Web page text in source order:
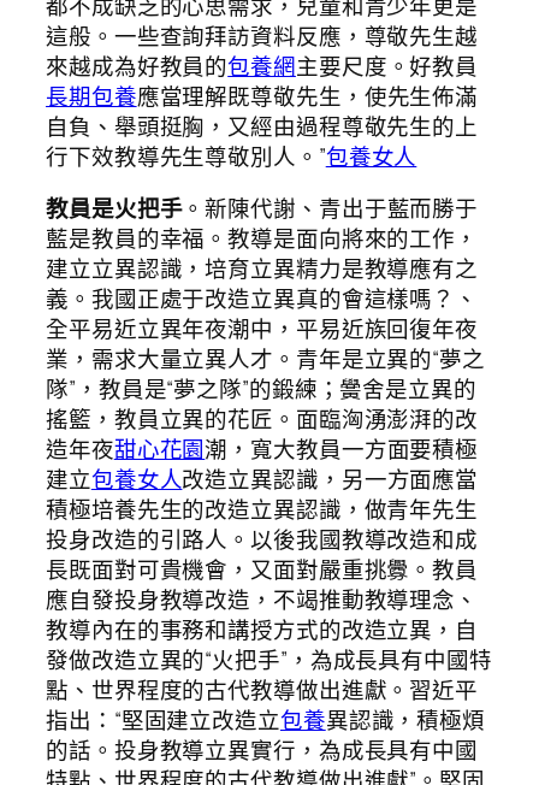
這般。一些查詢拜訪資料反應，尊敬先生越
來越成為好教員的包養網主要尺度。好教員
長期包養應當理解既尊敬先生，使先生佈滿
自負、舉頭挺胸，又經由過程尊敬先生的上
行下效教導先生尊敬別人。”包養女人
教員是火把手。新陳代謝、青出于藍而勝于
藍是教員的幸福。教導是面向將來的工作，
建立立異認識，培育立異精力是教導應有之
義。我國正處于改造立異真的會這樣嗎？、
全平易近立異年夜潮中，平易近族回復年夜
業，需求大量立異人才。青年是立異的“夢之
隊”，教員是“夢之隊”的鍛練；黌舍是立異的
搖籃，教員立異的花匠。面臨洶湧澎湃的改
造年夜甜心花園潮，寬大教員一方面要積極
建立包養女人改造立異認識，另一方面應當
積極培養先生的改造立異認識，做青年先生
投身改造的引路人。以後我國教導改造和成
長既面對可貴機會，又面對嚴重挑釁。教員
應自發投身教導改造，不竭推動教導理念、
教導內在的事務和講授方式的改造立異，自
發做改造立異的“火把手”，為成長具有中國特
點、世界程度的古代教導做出進獻。習近平
指出：“堅固建立改造立包養異認識，積極煩
的話。投身教導立異實行，為成長具有中國